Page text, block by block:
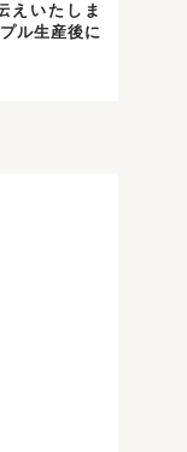
えいたしま
ル生産後に